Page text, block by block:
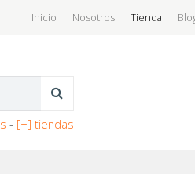
Inicio Nosotros Tienda
- [+] tiendas